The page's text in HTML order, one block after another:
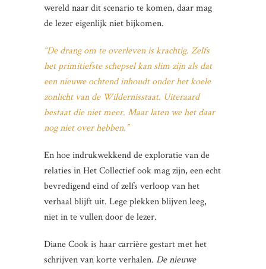
wereld naar dit scenario te komen, daar mag
de lezer eigenlijk niet bijkomen.
“De drang om te overleven is krachtig. Zelfs
het primitiefste schepsel kan slim zijn als dat
een nieuwe ochtend inhoudt onder het koele
zonlicht van de Wildernisstaat. Uiteraard
bestaat die niet meer. Maar laten we het daar
nog niet over hebben.”
En hoe indrukwekkend de exploratie van de
relaties in Het Collectief ook mag zijn, een echt
bevredigend eind of zelfs verloop van het
verhaal blijft uit. Lege plekken blijven leeg,
niet in te vullen door de lezer.
Diane Cook is haar carrière gestart met het
schrijven van korte verhalen. De nieuwe